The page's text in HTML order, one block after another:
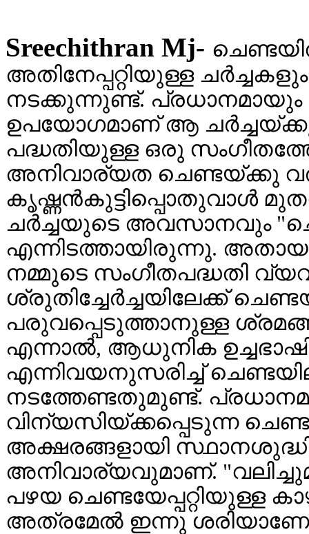
Sreechithran Mj-
അതിനേപ്പറ്റിയുള്ള
നടക്കുന്നുണ്ട്.
ഉപയോഗമാണ് ആ
പദ്ധതിയുള്ള ഒരു
അനിവാര്യത ചെണ്ടയ്ക്കു
കൃഷ്ണൻകുട്ടിപ്പൊതുവാൾ
ചർച്ചയുടെ അവസാനവും
എന്നിടത്തായിരുന്നു.
നമ്മുടെ സംഗീതപദ്ധതി
ശ്രുതിച്ചേർച്ചയിലേക്ക്
പരുവപ്പെടുത്താനുള്ള
എന്നാൽ, ആധുനിക
എന്നിവയനുസരിച്ച്
നടത്തേണ്ടതുമുണ്ട്.
വിന്യസിയ്ക്കപ്പെടുന്ന
അക്ഷരങ്ങളായി
അനിവാര്യവുമാണ്.
പഴയ ചെണ്ടയേപ്പറ്റിയുള്ള
അത്രമേൽ ഇന്നു